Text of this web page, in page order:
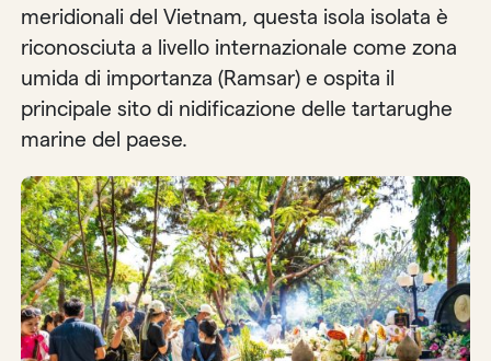
meridionali del Vietnam, questa isola isolata è
riconosciuta a livello internazionale come zona
umida di importanza (Ramsar) e ospita il
principale sito di nidificazione delle tartarughe
marine del paese.